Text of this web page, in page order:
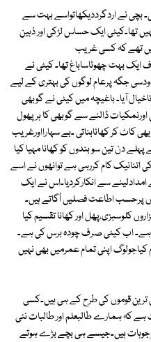
بچی نے اردگرددیکھاتواسے بہت سے
تھا۔کیٹی ایک حساس لڑکی اور ذہین
تھے کہ کسی غریب
بہت چھوٹاساباغ تھا۔ کیٹی نے
جگہ پرعام لوگوں کی بہتری کے لیے
آیا۔ باغیچہ میں کیٹی نے گوبھی
ڈالنے سے گوبھی کا ہر پھول
کاٹ کر کھانابناتی ۔بے سہارااورغریب
دن تین سو بندوں کو کھانا مہیا کیا
اتنانیک کام کررہی ہے توانھوں نے اسے
سے انکارکردیا۔اس نے ایک
پرحسب اطاعت فصلیں اُگاتے ہیں۔
کلوسبزی،پھل اور کھانا تقسیم کیا
ہے۔ اب کیٹی صرف چودہ برس کی ہے۔
اپنی تمام عمرمیں بھی نہیں
قوموں کی طرح کے ہی ہیں۔کسی
کہ ہمارے طالبعلم اور طالبات نئی
ہیں۔جیسے ہی بچے بڑے ہوتے